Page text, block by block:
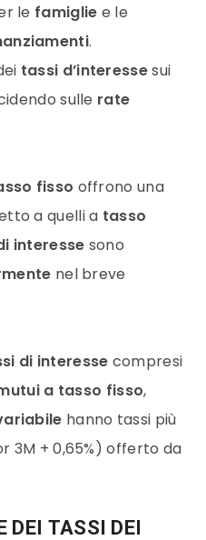
le famiglie e le
.
tassi d’interessesui
sulle rate
fisso offrono una
a quelli a tasso
interesse sono
nel breve
di interesse compresi
a tasso fisso,
hanno tassi più
3M + 0,65%) offerto da
DEI TASSI DEI